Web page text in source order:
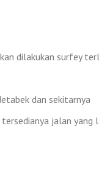
dilakukan surfey
dan sekitarnya
jalan yang